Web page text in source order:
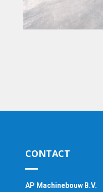
CONTACT
AP Machinebouw B.V.